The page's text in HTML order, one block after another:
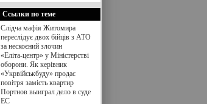
Ссылки по теме
Cлідча мафія Житомира
переслідує двох бійців з АТО
за нескоєний злочин
«Еліта-центр» у Міністерстві
оборони. Як керівник
«Укрвійськбуду» продає
повітря замість квартир
Портнов выиграл дело в суде
ЕС